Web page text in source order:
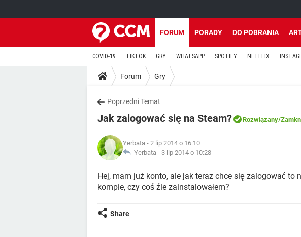
FORUM PORADY DO POBRANIA
COVID-19 TIKTOK GRY WHATSAPP SPOTIFY NETFLIX
Forum Gry
Poprzedni Temat
Jak zalogować się na Steam? Rozwiązany/
Yerbata - 2 lip 2014 o 16:10
Yerbata - 3 lip 2014 o 10:28
Hej, mam już konto, ale jak teraz chce się zalogować to
kompie, czy coś źle zainstalowałem?
Share